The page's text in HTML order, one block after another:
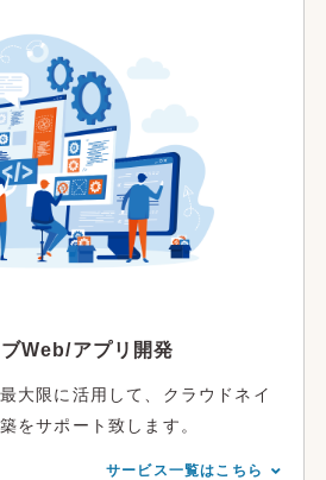
Web/アプリ開発
大限に活用して、クラウドネイ
をサポート致します。
サービス一覧はこちら